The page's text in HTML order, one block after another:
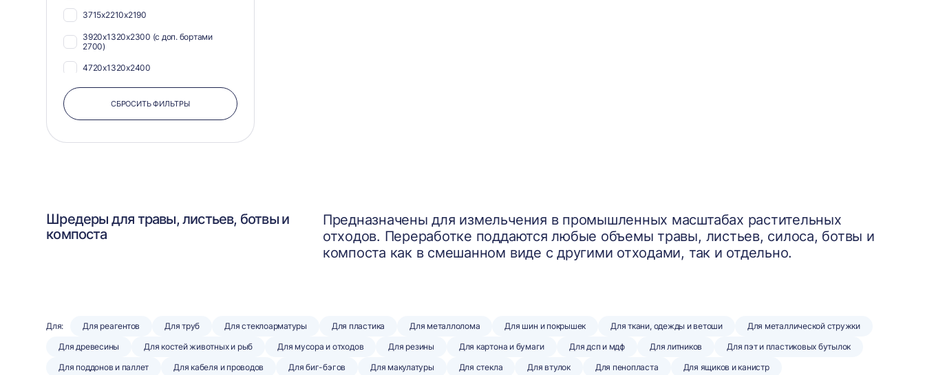
3715х2210х2190
3920х1320х2300 (с доп. бортами
2700)
4720х1320х2400
СБРОСИТЬ ФИЛЬТРЫ
Шредеры для травы, листьев, ботвы и
компоста
Предназначены для измельчения в промышленных масштабах растительных
отходов. Переработке поддаются любые объемы травы, листьев, силоса, ботвы и
компоста как в смешанном виде с другими отходами, так и отдельно.
Для: Для реагентов Для труб Для стеклоарматуры Для пластика Для металлолома Для шин и покрышек Для ткани, одежды и ветоши
Для металлической стружки
Для древесины
Для костей животных и рыб Для мусора и отходов Для резины Для картона и бумаги Для дсп и мдф Для литников
Для пэт и пластиковых бутылок
Для поддонов и паллет
Для кабеля и проводов Для биг-бэгов Для макулатуры Для стекла Для втулок Для пенопласта
Для ящиков и канистр